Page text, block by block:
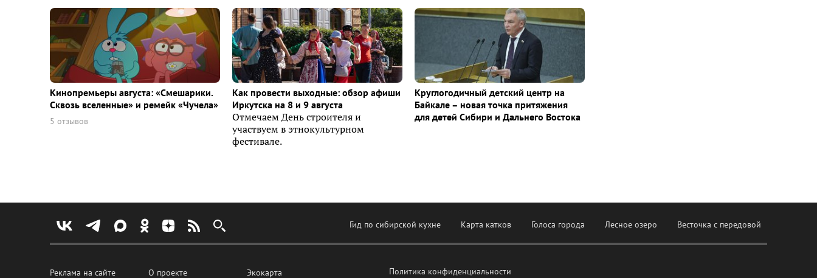
Кинопремьеры августа: «Смешарики.
Сквозь вселенные» и ремейк «Чучела»
5 отзывов
Как провести выходные: обзор афиши
Иркутска на 8 и 9 августа
Отмечаем День строителя и
участвуем в этнокультурном
фестивале.
Круглогодичный детский центр на
Байкале – новая точка притяжения
для детей Сибири и Дальнего Востока
Гид по сибирской кухне Карта катков Голоса города Лесное озеро Весточка с передовой
Реклама на сайте О проекте Экокарта Политика конфиденциальности